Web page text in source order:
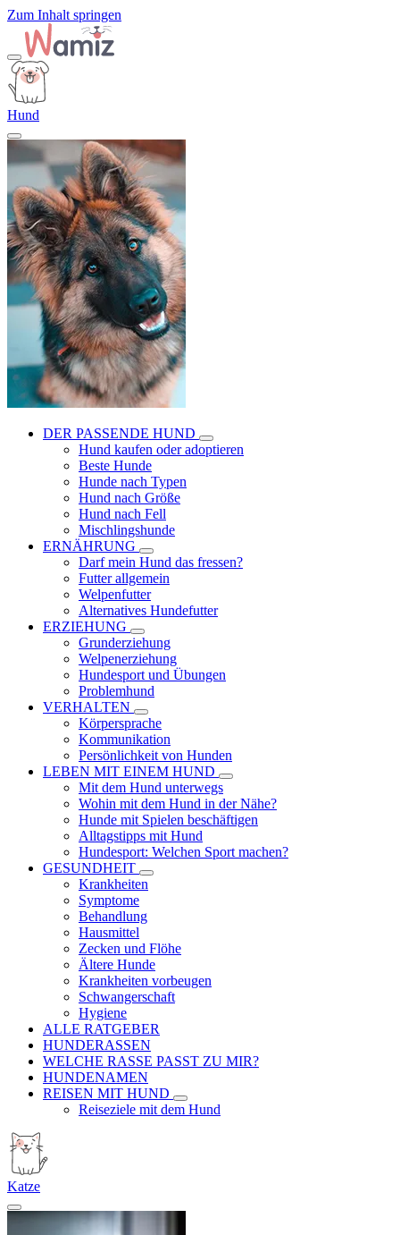
Zum Inhalt springen
Hund
DER PASSENDE HUND
Hund kaufen oder adoptieren
Beste Hunde
Hunde nach Typen
Hund nach Größe
Hund nach Fell
Mischlingshunde
ERNÄHRUNG
Darf mein Hund das fressen?
Futter allgemein
Welpenfutter
Alternatives Hundefutter
ERZIEHUNG
Grunderziehung
Welpenerziehung
Hundesport und Übungen
Problemhund
VERHALTEN
Körpersprache
Kommunikation
Persönlichkeit von Hunden
LEBEN MIT EINEM HUND
Mit dem Hund unterwegs
Wohin mit dem Hund in der Nähe?
Hunde mit Spielen beschäftigen
Alltagstipps mit Hund
Hundesport: Welchen Sport machen?
GESUNDHEIT
Krankheiten
Symptome
Behandlung
Hausmittel
Zecken und Flöhe
Ältere Hunde
Krankheiten vorbeugen
Schwangerschaft
Hygiene
ALLE RATGEBER
HUNDERASSEN
WELCHE RASSE PASST ZU MIR?
HUNDENAMEN
REISEN MIT HUND
Reiseziele mit dem Hund
Katze